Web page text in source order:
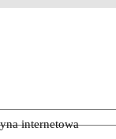
internetowa